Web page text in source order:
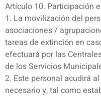
Artículo 10. Participación
1. La movilización del
asociaciones /
tareas de extinción en
efectuará por las
de los Servicios
2. Este personal acudirá
necesario y, tal como